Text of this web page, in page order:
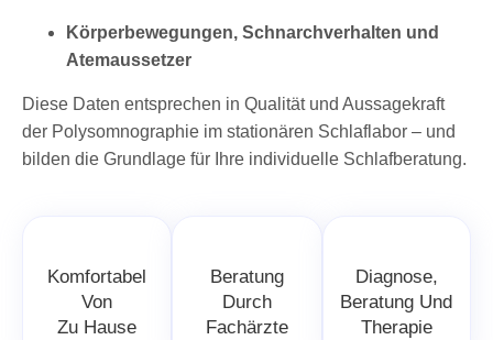
Komfortabel
Von
Zu Hause
Beratung
Durch
Fachärzte
Diagnose,
Beratung Und
Therapie
Körperbewegungen, Schnarchverhalten und
Atemaussetzer
Diese Daten entsprechen in Qualität und Aussagekraft
der Polysomnographie im stationären Schlaflabor – und
bilden die Grundlage für Ihre individuelle Schlafberatung.